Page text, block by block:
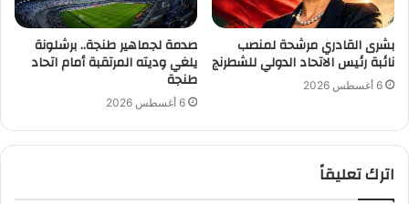
بشرى القادري مرشحة لمنصب
نائبة رئيس الاتحاد الدولي للشطرنج
6 أغسطس 2026
صدمة لجماهير طنجة.. برشلونة
يلغي وديته المرتقبة أمام اتحاد
طنجة
6 أغسطس 2026
اترك تعليقاً